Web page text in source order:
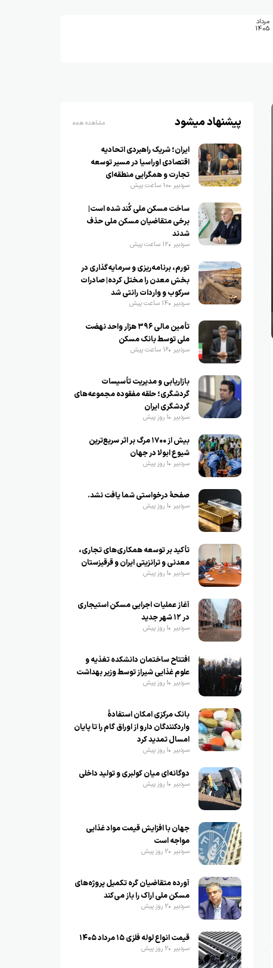
مرداد
1405
پیشنهاد میشود مشاهده همه
ایران؛ شریک راهبردی اتحادیه
اقتصادی اوراسیا در مسیر توسعه
تجارت و همگرایی منطقه‌ای
سردبیر 10 ساعت پیش
ساخت مسکن ملی کُند شده است|
برخی متقاضیان مسکن ملی حذف
شدند
سردبیر 12 ساعت پیش
تورم، برنامه‌ریزی و سرمایه‌گذاری در
بخش معدن را مختل کرده| صادرات
سرکوب و واردات رانتی شد
سردبیر 14 ساعت پیش
تأمین مالی ۳۹۶ هزار واحد نهضت
ملی توسط بانک مسکن
سردبیر 16 ساعت پیش
بازاریابی و مدیریت تأسیسات
گردشگری؛ حلقه مفقوده مجموعه‌های
گردشگری ایران
سردبیر 1 روز پیش
بیش از ۱۷۰۰ مرگ بر اثر سریع‌ترین
شیوع ابولا در جهان
سردبیر 1 روز پیش
صفحهٔ درخواستی شما یافت نشد.
سردبیر 1 روز پیش
تأکید بر توسعه همکاری‌های تجاری،
معدنی و ترانزیتی ایران و قرقیزستان
سردبیر 1 روز پیش
آغاز عملیات اجرایی مسکن استیجاری
در ۱۲ شهر جدید
سردبیر 1 روز پیش
افتتاح ساختمان دانشکده تغذیه و
علوم غذایی شیراز توسط وزیر بهداشت
سردبیر 1 روز پیش
بانک مرکزی امکان استفادۀ
واردکنندگان دارو از اوراق گام را تا پایان
امسال تمدید کرد
سردبیر 1 روز پیش
دوگانه‌ای میان کولبری و تولید داخلی
سردبیر 1 روز پیش
جهان با افزایش قیمت مواد غذایی
مواجه است
سردبیر 2 روز پیش
آورده متقاضیان گره تکمیل پروژه‌های
مسکن ملی اراک را باز می‌کند
سردبیر 2 روز پیش
قیمت انواع لوله فلزی ۱۵ مرداد ۱۴۰۵
سردبیر 2 روز پیش